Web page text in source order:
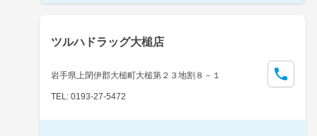
ツルハドラッグ大槌店
岩手県上閉伊郡大槌町大槌第２３地割８－１
TEL: 0193-27-5472